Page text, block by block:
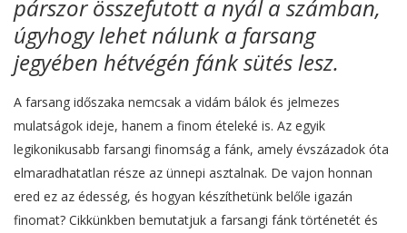
párszor összefutott a nyál a számban,
úgyhogy lehet nálunk a farsang
jegyében hétvégén fánk sütés lesz.
A farsang időszaka nemcsak a vidám bálok és jelmezes
mulatságok ideje, hanem a finom ételeké is. Az egyik
legikonikusabb farsangi finomság a fánk, amely évszázadok óta
elmaradhatatlan része az ünnepi asztalnak. De vajon honnan
ered ez az édesség, és hogyan készíthetünk belőle igazán
finomat? Cikkünkben bemutatjuk a farsangi fánk történetét és